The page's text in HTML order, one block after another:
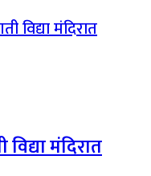
मंदिरात